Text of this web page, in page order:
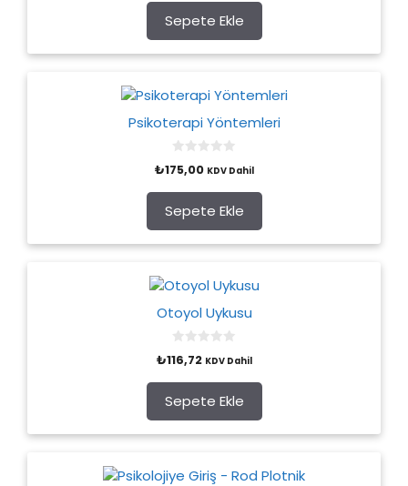
t
o
f
5
Sepete Ekle
Psikoterapi Yöntemleri
o
t
o
f
5
₺175,00 KDV Dahil
Sepete Ekle
Otoyol Uykusu
o
t
o
f
5
₺116,72 KDV Dahil
Sepete Ekle